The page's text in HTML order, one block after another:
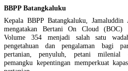
BBPP Batangkaluku
Kepala BBPP Batangkaluku,
mengatakan Bertani On Cloud (BOC)
Volume 354 menjadi salah satu
pengetahuan dan pengalaman bagi
pertanian, penyuluh, petani milenial
pemangku kepentingan memperkuat